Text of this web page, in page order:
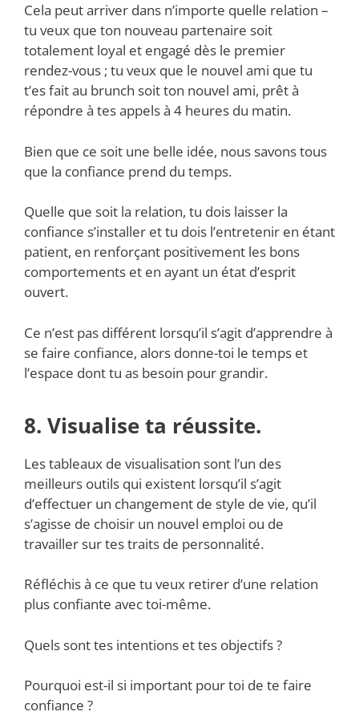
Cela peut arriver dans n’importe quelle relation –
tu veux que ton nouveau partenaire soit
totalement loyal et engagé dès le premier
rendez-vous ; tu veux que le nouvel ami que tu
t’es fait au brunch soit ton nouvel ami, prêt à
répondre à tes appels à 4 heures du matin.
Bien que ce soit une belle idée, nous savons tous
que la confiance prend du temps.
Quelle que soit la relation, tu dois laisser la
confiance s’installer et tu dois l’entretenir en étant
patient, en renforçant positivement les bons
comportements et en ayant un état d’esprit
ouvert.
Ce n’est pas différent lorsqu’il s’agit d’apprendre à
se faire confiance, alors donne-toi le temps et
l’espace dont tu as besoin pour grandir.
8. Visualise ta réussite.
Les tableaux de visualisation sont l’un des
meilleurs outils qui existent lorsqu’il s’agit
d’effectuer un changement de style de vie, qu’il
s’agisse de choisir un nouvel emploi ou de
travailler sur tes traits de personnalité.
Réfléchis à ce que tu veux retirer d’une relation
plus confiante avec toi-même.
Quels sont tes intentions et tes objectifs ?
Pourquoi est-il si important pour toi de te faire
confiance ?